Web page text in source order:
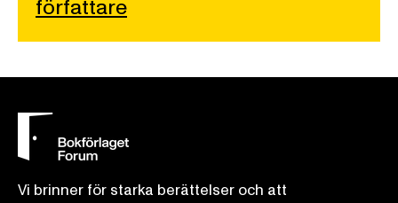
författare
Vi brinner för starka berättelser och att